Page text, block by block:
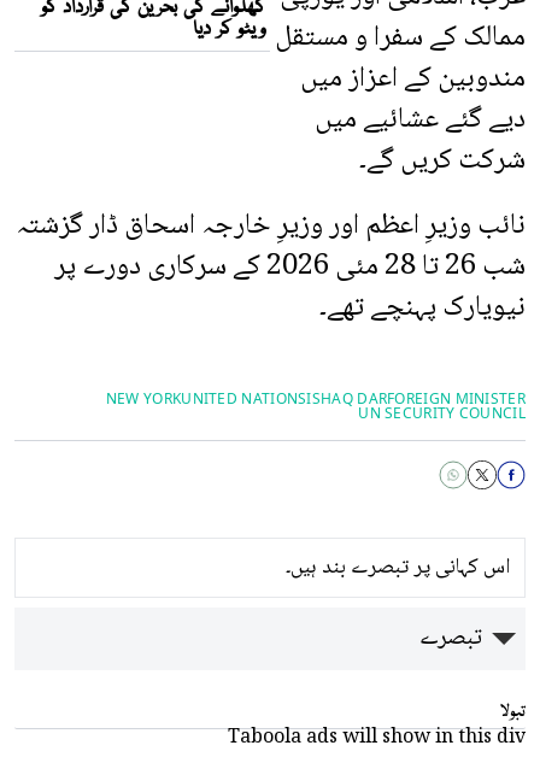
ممالک کے سفرا و مستقل
مندوبین کے اعزاز میں
دیے گئے عشائیے میں
شرکت کریں گے۔
نائب وزیرِ اعظم اور وزیرِ خارجہ اسحاق ڈار گزشتہ
شب 26 تا 28 مئی 2026 کے سرکاری دورے پر
نیویارک پہنچے تھے۔
FOREIGN MINISTER
ISHAQ DAR
UNITED NATIONS
NEW YORK
UN SECURITY COUNCIL
اس کہانی پر تبصرے بند ہیں۔
تبصرے
تبولا
Taboola ads will show in this div